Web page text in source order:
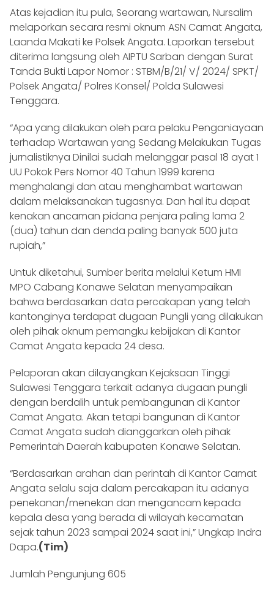
Atas kejadian itu pula, Seorang wartawan, Nursalim
melaporkan secara resmi oknum ASN Camat Angata,
Laanda Makati ke Polsek Angata. Laporkan tersebut
diterima langsung oleh AIPTU Sarban dengan Surat
Tanda Bukti Lapor Nomor : STBM/B/21/ V/ 2024/ SPKT/
Polsek Angata/ Polres Konsel/ Polda Sulawesi
Tenggara.
“Apa yang dilakukan oleh para pelaku Penganiayaan
terhadap Wartawan yang Sedang Melakukan Tugas
jurnalistiknya Dinilai sudah melanggar pasal 18 ayat 1
UU Pokok Pers Nomor 40 Tahun 1999 karena
menghalangi dan atau menghambat wartawan
dalam melaksanakan tugasnya. Dan hal itu dapat
kenakan ancaman pidana penjara paling lama 2
(dua) tahun dan denda paling banyak 500 juta
rupiah,”
Untuk diketahui, Sumber berita melalui Ketum HMI
MPO Cabang Konawe Selatan menyampaikan
bahwa berdasarkan data percakapan yang telah
kantonginya terdapat dugaan Pungli yang dilakukan
oleh pihak oknum pemangku kebijakan di Kantor
Camat Angata kepada 24 desa.
Pelaporan akan dilayangkan Kejaksaan Tinggi
Sulawesi Tenggara terkait adanya dugaan pungli
dengan berdalih untuk pembangunan di Kantor
Camat Angata. Akan tetapi bangunan di Kantor
Camat Angata sudah dianggarkan oleh pihak
Pemerintah Daerah kabupaten Konawe Selatan.
“Berdasarkan arahan dan perintah di Kantor Camat
Angata selalu saja dalam percakapan itu adanya
penekanan/menekan dan mengancam kepada
kepala desa yang berada di wilayah kecamatan
sejak tahun 2023 sampai 2024 saat ini,” Ungkap Indra
Dapa.(Tim)
Jumlah Pengunjung 605